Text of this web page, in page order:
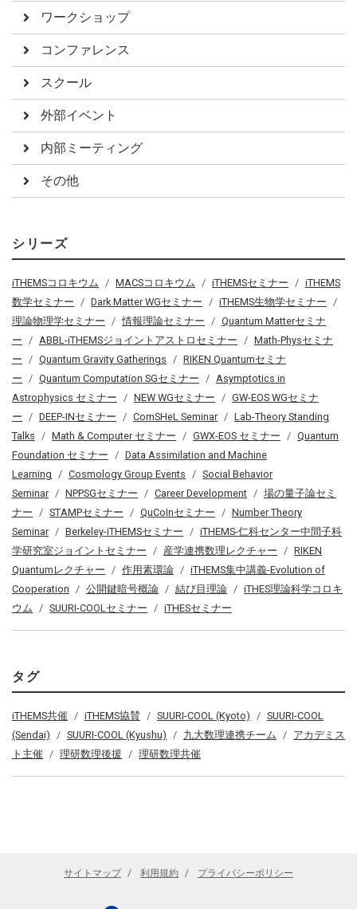
ワークショップ
コンファレンス
スクール
外部イベント
内部ミーティング
その他
シリーズ
iTHEMSコロキウム MACSコロキウム iTHEMSセミナー
iTHEMS
数学セミナー
Dark Matter WGセミナー
iTHEMS生物学セミナー
理論物理学セミナー
情報理論セミナー
Quantum Matterセミナ
ー
ABBL-iTHEMSジョイントアストロセミナー
Math-Physセミナ
ー
Quantum Gravity Gatherings
RIKEN Quantumセミナ
ー
Quantum Computation SGセミナー
Asymptotics in
Astrophysics セミナー
NEW WGセミナー
GW-EOS WGセミナ
ー
DEEP-INセミナー ComSHeL Seminar
Lab-Theory Standing
Talks
Math & Computer セミナー GWX-EOS セミナー
Quantum
Foundation セミナー
Data Assimilation and Machine
Learning
Cosmology Group Events
Social Behavior
Seminar
NPPSGセミナー Career Development
場の量子論セミ
ナー
STAMPセミナー QuCoInセミナー
Number Theory
Seminar
Berkeley-iTHEMSセミナー
iTHEMS-仁科センター中間子科
学研究室ジョイントセミナー
産学連携数理レクチャー
RIKEN
Quantumレクチャー
作用素環論
iTHEMS集中講義-Evolution of
Cooperation
公開鍵暗号概論 結び目理論
iTHES理論科学コロキ
ウム
SUURI-COOLセミナー iTHESセミナー
タグ
iTHEMS共催 iTHEMS協賛 SUURI-COOL (Kyoto)
SUURI-COOL
(Sendai)
SUURI-COOL (Kyushu) 九大数理連携チーム
アカデミス
ト主催
理研数理後援 理研数理共催
サイトマップ 利用規約 プライバシーポリシー